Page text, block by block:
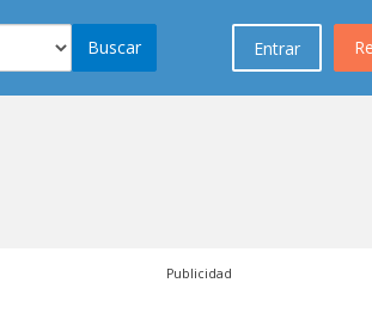
Entrar
Buscar
Publicidad